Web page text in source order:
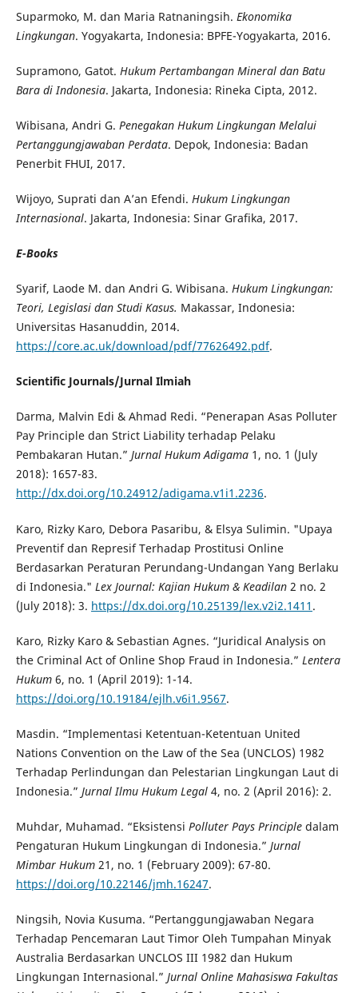
Suparmoko, M. dan Maria Ratnaningsih. Ekonomika
Lingkungan. Yogyakarta, Indonesia: BPFE-Yogyakarta, 2016.
Supramono, Gatot. Hukum Pertambangan Mineral dan Batu
Bara di Indonesia. Jakarta, Indonesia: Rineka Cipta, 2012.
Wibisana, Andri G. Penegakan Hukum Lingkungan Melalui
Pertanggungjawaban Perdata. Depok, Indonesia: Badan
Penerbit FHUI, 2017.
Wijoyo, Suprati dan A’an Efendi. Hukum Lingkungan
Internasional. Jakarta, Indonesia: Sinar Grafika, 2017.
E-Books
Syarif, Laode M. dan Andri G. Wibisana. Hukum Lingkungan:
Teori, Legislasi dan Studi Kasus. Makassar, Indonesia:
Universitas Hasanuddin, 2014.
https://core.ac.uk/download/pdf/77626492.pdf.
Scientific Journals/Jurnal Ilmiah
Darma, Malvin Edi & Ahmad Redi. “Penerapan Asas Polluter
Pay Principle dan Strict Liability terhadap Pelaku
Pembakaran Hutan.” Jurnal Hukum Adigama 1, no. 1 (July
2018): 1657-83.
http://dx.doi.org/10.24912/adigama.v1i1.2236.
Karo, Rizky Karo, Debora Pasaribu, & Elsya Sulimin. "Upaya
Preventif dan Represif Terhadap Prostitusi Online
Berdasarkan Peraturan Perundang-Undangan Yang Berlaku
di Indonesia." Lex Journal: Kajian Hukum & Keadilan2 no. 2
(July 2018): 3. https://dx.doi.org/10.25139/lex.v2i2.1411 .
Karo, Rizky Karo & Sebastian Agnes. “Juridical Analysis on
the Criminal Act of Online Shop Fraud in Indonesia.” Lentera
Hukum 6, no. 1 (April 2019): 1-14.
https://doi.org/10.19184/ejlh.v6i1.9567.
Masdin. “Implementasi Ketentuan-Ketentuan United
Nations Convention on the Law of the Sea (UNCLOS) 1982
Terhadap Perlindungan dan Pelestarian Lingkungan Laut di
Indonesia.” Jurnal Ilmu Hukum Legal 4, no. 2 (April 2016): 2.
Muhdar, Muhamad. “Eksistensi Polluter Pays Principledalam
Pengaturan Hukum Lingkungan di Indonesia.” Jurnal
Mimbar Hukum21, no. 1 (February 2009): 67-80.
https://doi.org/10.22146/jmh.16247.
Ningsih, Novia Kusuma. “Pertanggungjawaban Negara
Terhadap Pencemaran Laut Timor Oleh Tumpahan Minyak
Australia Berdasarkan UNCLOS III 1982 dan Hukum
Lingkungan Internasional.” Jurnal Online Mahasiswa Fakultas